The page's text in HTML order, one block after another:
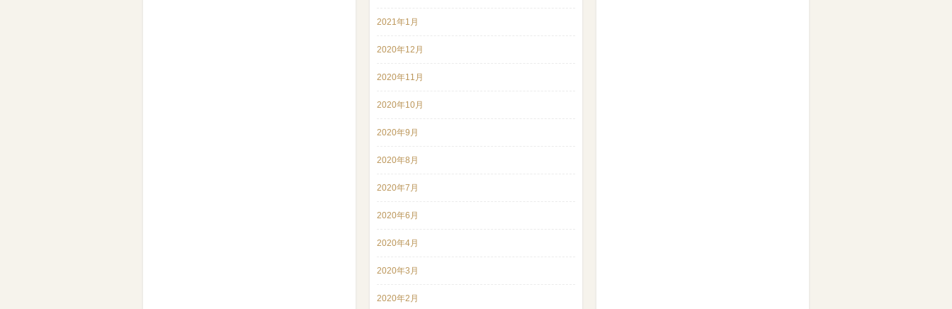
2021年1月
2020年12月
2020年11月
2020年10月
2020年9月
2020年8月
2020年7月
2020年6月
2020年4月
2020年3月
2020年2月